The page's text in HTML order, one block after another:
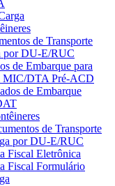
de Transporte
por DU-E/RUC
de Embarque para
MIC/DTA Pré-ACD
de Embarque
de Transporte
por DU-E/RUC
Fiscal Eletrônica
Fiscal Formulário